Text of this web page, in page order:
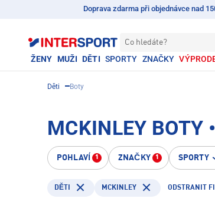
Doprava zdarma při objednávce nad
Co hledáte?
ŽENY MUŽI DĚTI SPORTY ZNAČKY
Děti Boty
MCKINLEY BOTY
POHLAVÍ 1 ZNAČKY 1 SPORTY
DĚTI MCKINLEY ODSTRANIT